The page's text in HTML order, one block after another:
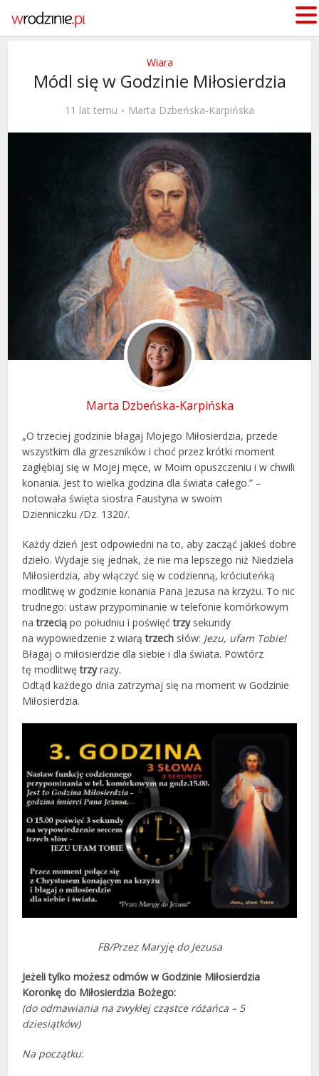
Wiara
Módl się w Godzinie Miłosierdzia
11 lat temu Marta Dzbeńska-Karpińska
Marta Dzbeńska-Karpińska
„O trzeciej godzinie błagaj Mojego Miłosierdzia, przede
wszystkim dla grzeszników i choć przez krótki moment
zagłębiaj się w Mojej męce, w Moim opuszczeniu i w chwili
konania. Jest to wielka godzina dla świata całego.” –
notowała święta siostra Faustyna w swoim
Dzienniczku /Dz. 1320/.
Każdy dzień jest odpowiedni na to, aby zacząć jakieś dobre
dzieło. Wydaje się jednak, że nie ma lepszego niż Niedziela
Miłosierdzia, aby włączyć się w codzienną, króciuteńką
modlitwę w godzinie konania Pana Jezusa na krzyżu. To nic
trudnego: ustaw przypominanie w telefonie komórkowym
natrzecią po południu i poświęćtrzysekundy
na wypowiedzenie z wiarątrzech słów: Jezu, ufam Tobie!
Błagaj o miłosierdzie dla siebie i dla świata. Powtórz
tę modlitwętrzyrazy.
Odtąd każdego dnia zatrzymaj się na moment w Godzinie
Miłosierdzia.
FB/Przez Maryję do Jezusa
Jeżeli tylko możesz odmów w Godzinie Miłosierdzia
Koronkę do Miłosierdzia Bożego:
(do odmawiania na zwykłej cząstce różańca – 5
dziesiątków)
Na początku: